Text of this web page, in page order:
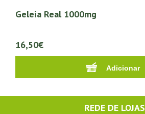
Geleia Real 1000mg
16,50€
REDE DE LOJAS